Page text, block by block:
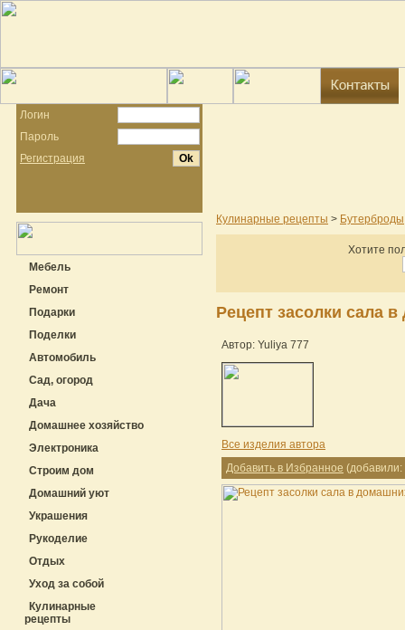
Логин
Пароль
Регистрация
Мебель
Ремонт
Подарки
Поделки
Автомобиль
Сад, огород
Дача
Домашнее хозяйство
Электроника
Строим дом
Домашний уют
Украшения
Рукоделие
Отдых
Уход за собой
Кулинарные
рецепты
Кулинарные рецепты >
Хотите
Рецепт засолки сала
Автор: Yuliya 777
Все изделия автора
Добавить в Избранное (добавили: